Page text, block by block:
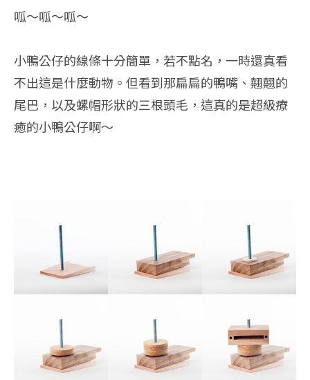
呱～呱～呱～
小鴨公仔的線條十分簡單，若不點名，一時還真看
不出這是什麼動物。但看到那扁扁的鴨嘴、翹翹的
尾巴，以及螺帽形狀的三根頭毛，這真的是超級療
癒的小鴨公仔啊～